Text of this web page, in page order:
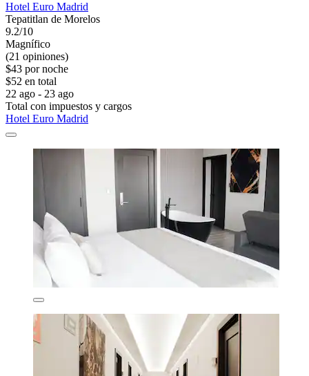
Hotel Euro Madrid
Tepatitlan de Morelos
9.2/10
Magnífico
(21 opiniones)
$43 por noche
$52 en total
22 ago - 23 ago
Total con impuestos y cargos
Hotel Euro Madrid